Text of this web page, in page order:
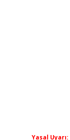
Yasal Uyarı: